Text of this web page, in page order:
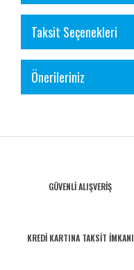
Taksit Seçenekleri
Önerileriniz
GÜVENLİ ALIŞVERİŞ
KREDİ KARTINA TAKSİT İMKANI